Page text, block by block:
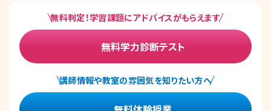
無料判定！学習課題にアドバイスがもらえます
無料学力診断テスト
講師情報や教室の雰囲気を知りたい方へ